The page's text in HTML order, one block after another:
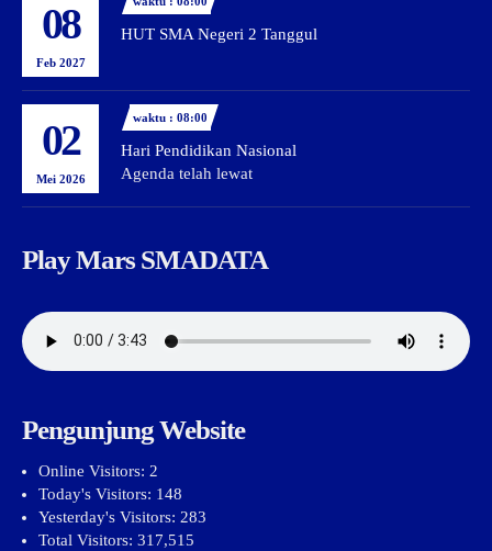
08
Feb 2027
HUT SMA Negeri 2 Tanggul
02
Mei 2026
waktu : 08:00
Hari Pendidikan Nasional
Agenda telah lewat
Play Mars SMADATA
Pengunjung Website
Online Visitors: 2
Today's Visitors: 148
Yesterday's Visitors: 283
Total Visitors: 317,515